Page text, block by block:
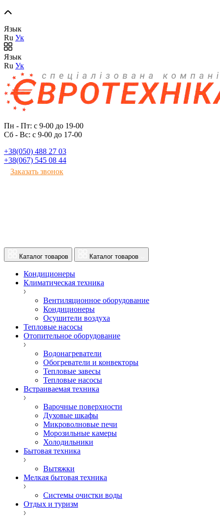
Язык
Ru Ук
Язык
Ru Ук
Пн - Пт: с 9-00 до 19-00
Сб - Вс: с 9-00 до 17-00
+38(050) 488 27 03
+38(067) 545 08 44
Заказать звонок
Каталог товаров Каталог товаров
Кондиционеры
Климатическая техника
Вентиляционное оборудование
Кондиционеры
Осушители воздуха
Тепловые насосы
Отопительное оборудование
Водонагреватели
Обогреватели и конвекторы
Тепловые завесы
Тепловые насосы
Встраиваемая техника
Варочные поверхности
Духовые шкафы
Микроволновые печи
Морозильные камеры
Холодильники
Бытовая техника
Вытяжки
Мелкая бытовая техника
Системы очистки воды
Отдых и туризм